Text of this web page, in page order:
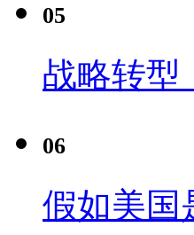
05
战略转型
06
假如美国